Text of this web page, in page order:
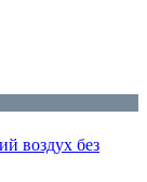
воздух без